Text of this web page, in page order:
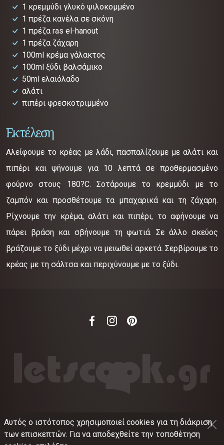
1 κρεμμύδι γλυκό ψιλοκομμένο
1 πρέζα κανέλα σε σκόνη
1 πρέζα ras el-hanout
1 πρέζα ζάχαρη
100ml κρέμα γάλακτος
100ml ξύδι βαλσάμικο
50ml ελαιόλαδο
αλάτι
πιπέρι φρεσκοτριμμένο
Εκτέλεση
Αλείφουμε το κρέας με λάδι, πασπαλίζουμε με αλάτι και
πιπέρι και ψήνουμε για 10 λεπτά σε προθερμασμένο
φούρνο στους 180?C. Σοτάρουμε το κρεμμύδι με το
ζαμπόν και προσθέτουμε τα μπαχαρικά και τη ζάχαρη.
Ρίχνουμε την κρέμα, αλάτι και πιπέρι, το αφήνουμε να
πάρει βράση και σβήνουμε τη φωτιά. Σε άλλο σκεύος
βράζουμε το ξύδι μέχρι να μειωθεί αρκετά. Σερβίρουμε το
κρέας με τη σάλτσα και περιχύνουμε με το ξύδι.
©2012-2026 LETSCOOK.GRΑριθμός ΓΕΜΗ:
021375326001
Αυτός ο ιστότοπος χρησιμοποιεί cookies για τη διάκριση
των επισκεπτών. Για να αποδεχθείτε την τοποθέτηση